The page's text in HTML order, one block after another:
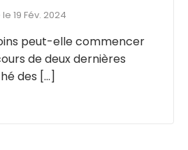
19 Fév. 2024
peut-elle commencer
de deux dernières
des [...]